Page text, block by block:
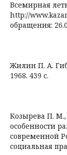
Всемирная
http://
обращения:
Жилин П. А.
1968. 439 с.
Козырева П.
особенности
современной
социальная